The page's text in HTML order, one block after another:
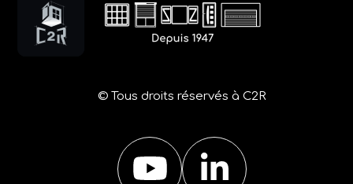
© Tous droits réservés à C2R